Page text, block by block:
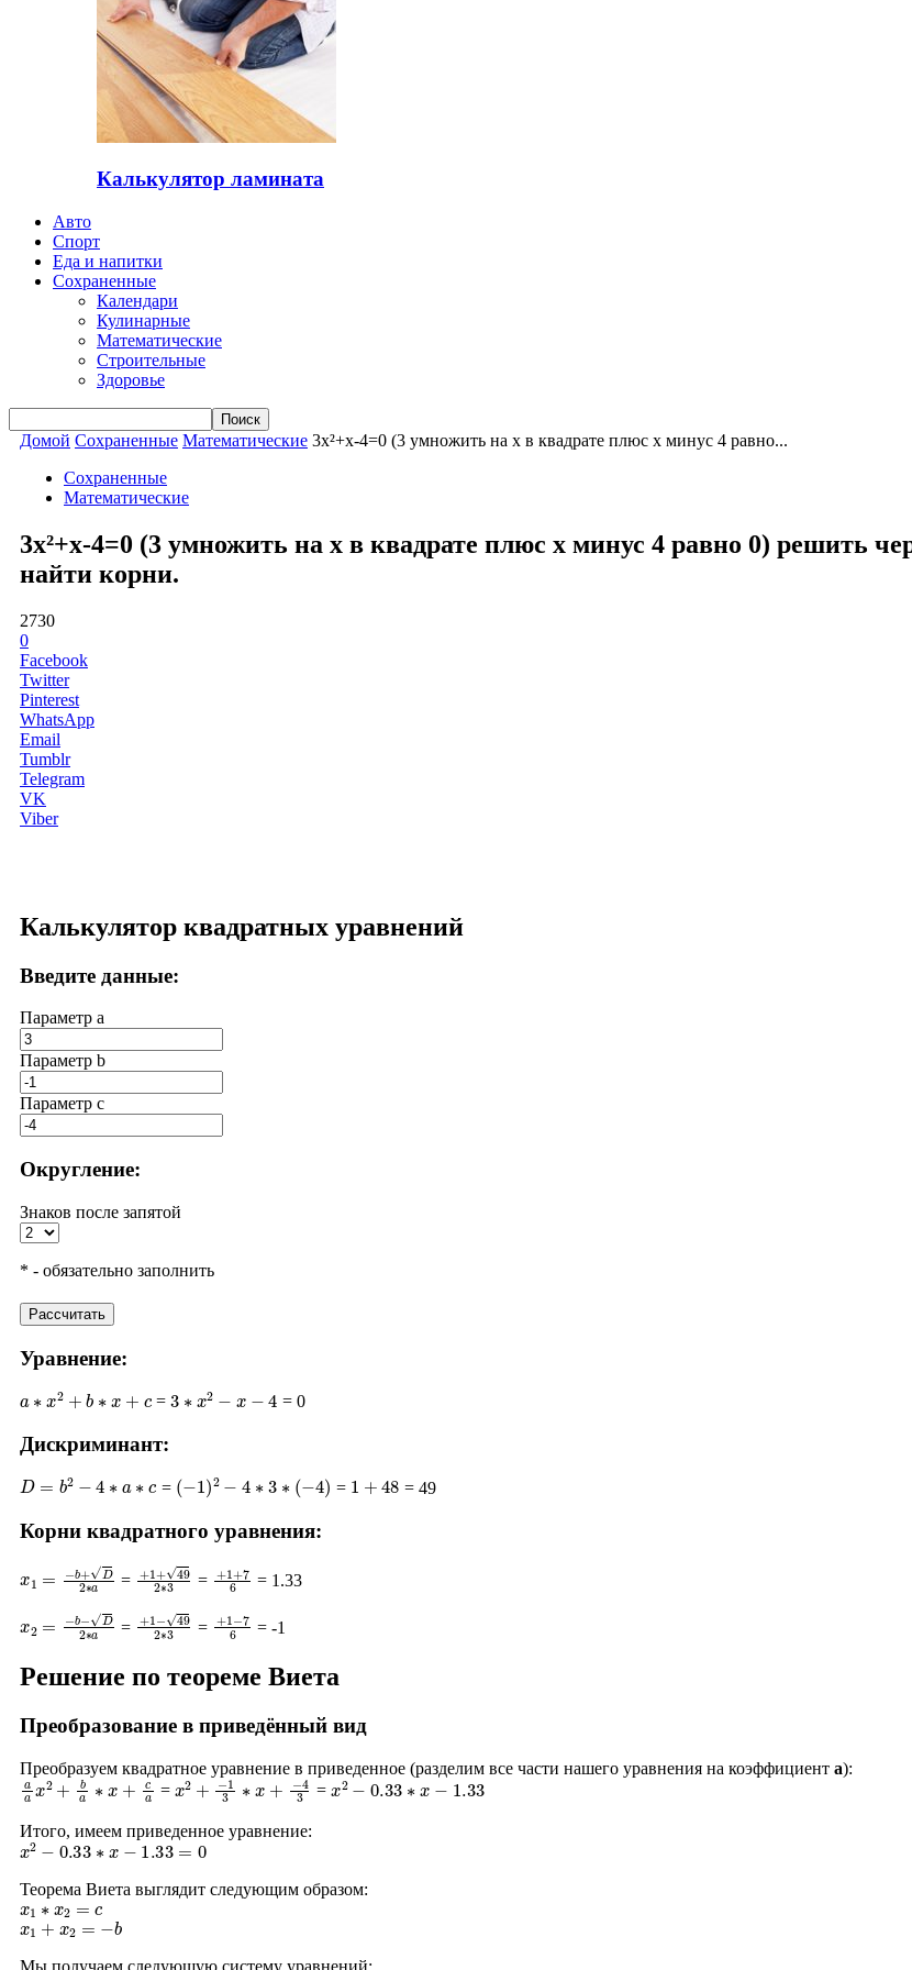
Калькулятор ламината
Авто
Спорт
Еда и напитки
Сохраненные
Календари
Кулинарные
Математические
Строительные
Здоровье
Домой Сохраненные Математические 3x²+x-4=0 (3 умножить на x в квадрате плюс x минус 4 равно...
Сохраненные
Математические
3x²+x-4=0 (3 умножить на x в квадрате плюс x минус 4 равно 0) решить
найти корни.
2730
0
Facebook
Twitter
Pinterest
WhatsApp
Email
Tumblr
Telegram
VK
Viber
Калькулятор квадратных уравнений
Введите данные:
Параметр a
Параметр b
Параметр с
Округление:
Знаков после запятой
* - обязательно заполнить
Рассчитать
Уравнение:
2 b ∗ = 3 2 = 0
Дискриминант:
D= 2− a = (− 1 )2− ∗ ∗ −4 = 1 +48 = 49
Корни квадратного уравнения:
+ D2∗ = + 1 + 492 3
= + 1 +7 = 1.33
b−D2∗ = +1−492 3
= +1−7 = -1
Решение по теореме Виета
Преобразование в приведённый вид
Преобразуем квадратное уравнение в приведенное (разделим все части нашего уравнения на коэффициент a):
aax2+ba∗x+ca = x2+−13∗x+−4 3 =x2−0.33∗x−1.33
Итого, имеем приведенное уравнение:
x2−0.33∗x−1.33=0
Теорема Виета выглядит следующим образом:
x1∗x2= c
x1 + x2 =− b
Мы получаем следующую систему уравнений: